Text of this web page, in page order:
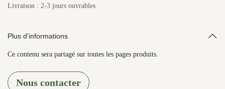
Livraison : 2-3 jours ouvrables
Plus d'informations
Ce contenu sera partagé sur toutes les pages produits.
Nous contacter